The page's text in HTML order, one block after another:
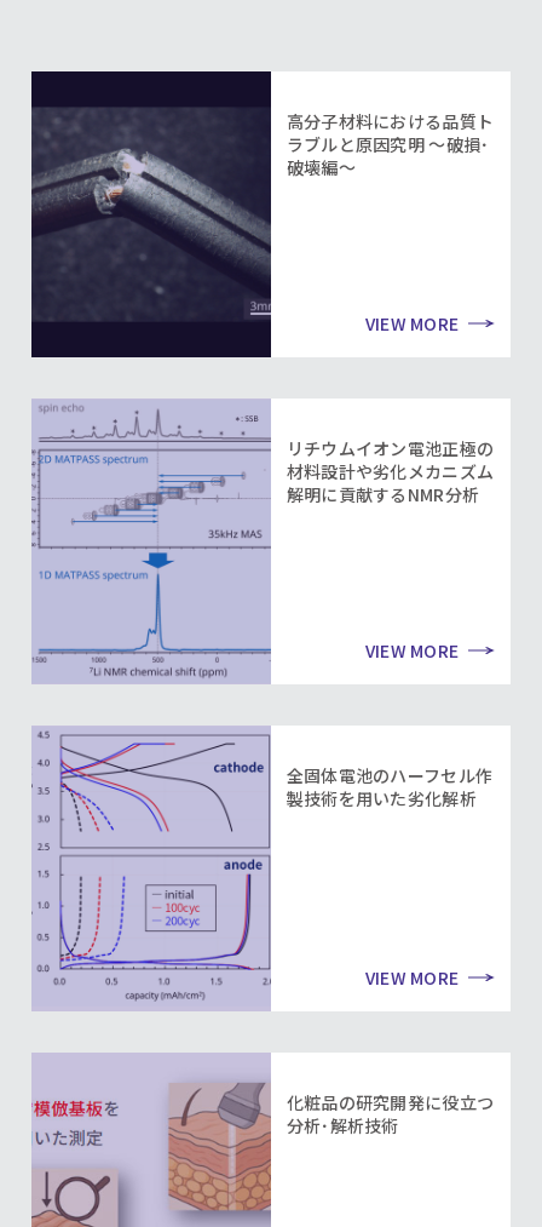
高分子材料における品質ト
ラブルと原因究明 ～破損･
破壊編～
VIEW MORE
リチウムイオン電池正極の
材料設計や劣化メカニズム
解明に貢献するNMR分析
VIEW MORE
全固体電池のハーフセル作
製技術を用いた劣化解析
VIEW MORE
化粧品の研究開発に役立つ
分析･解析技術